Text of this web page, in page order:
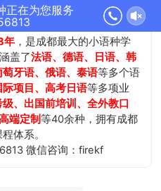
正在为您服务
年 ，是成都最大的小语种学
盖了法语、德语、日语、韩
牙语、俄语、泰语等多个语
项目、高考日语等多项业
级、出国前培训、全外教口
端定制等40余种，拥有成都
体系。
微信咨询：firekf